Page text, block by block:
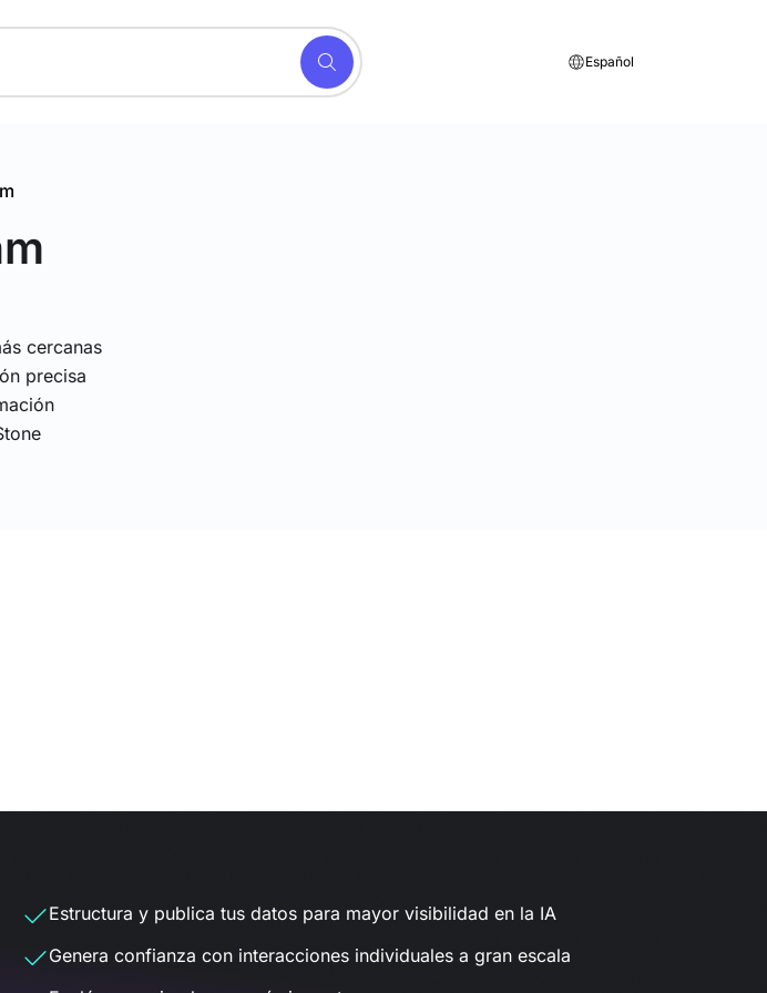
Español
cercanas
precisa
Estructura y publica tus datos para mayor visibilidad en la IA
Genera confianza con interacciones individuales a gran escala